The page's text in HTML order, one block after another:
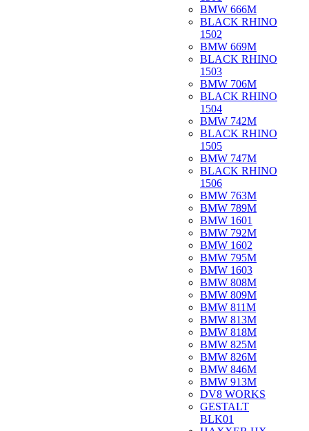
BMW 666M
BLACK RHINO
1502
BMW 669M
BLACK RHINO
1503
BMW 706M
BLACK RHINO
1504
BMW 742M
BLACK RHINO
1505
BMW 747M
BLACK RHINO
1506
BMW 763M
BMW 789M
BMW 1601
BMW 792M
BMW 1602
BMW 795M
BMW 1603
BMW 808M
BMW 809M
BMW 811M
BMW 813M
BMW 818M
BMW 825M
BMW 826M
BMW 846M
BMW 913M
DV8 WORKS
GESTALT
BLK01